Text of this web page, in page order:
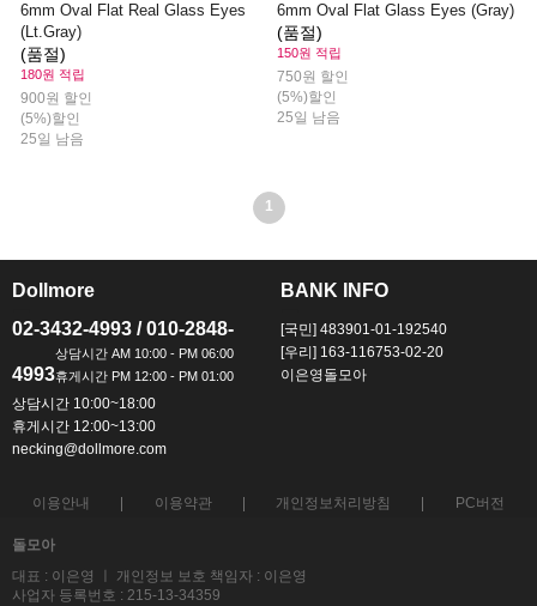
6mm Oval Flat Real Glass Eyes
(Lt.Gray)
(품절)
180원 적립
900원 할인
(5%)할인
25일 남음
6mm Oval Flat Glass Eyes (Gray)
(품절)
150원 적립
750원 할인
(5%)할인
25일 남음
1
Dollmore
02-3432-4993 / 010-2848-
4993
상담시간 10:00~18:00
휴게시간 12:00~13:00
necking@dollmore.com
BANK INFO
[국민] 483901-01-192540
[우리] 163-116753-02-20
이은영돌모아
이용안내 이용약관 개인정보처리방침 PC버전
돌모아
대표 : 이은영 ㅣ 개인정보 보호 책임자 : 이은영
사업자 등록번호 : 215-13-34359